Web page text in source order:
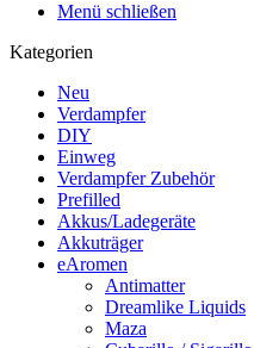
Menü schließen
Kategorien
Neu
Verdampfer
DIY
Einweg
Verdampfer Zubehör
Prefilled
Akkus/Ladegeräte
Akkuträger
eAromen
Antimatter
Dreamlike Liquids
Maza